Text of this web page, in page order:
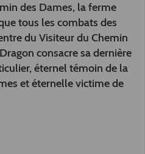
des Dames, la ferme
tous les combats des
du Visiteur du Chemin
consacre sa dernière
éternel témoin de la
et éternelle victime de